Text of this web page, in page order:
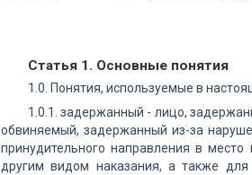
Статья 1. Основные понятия
1.0. Понятия, используемые в
1.0.1. задержанный - лицо,
обвиняемый, задержанный из-за
принудительного направления в
другим видом наказания, а также